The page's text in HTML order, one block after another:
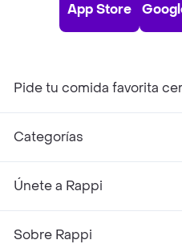
App Store
Pide tu comida favorita
Categorías
Únete a Rappi
Sobre Rappi